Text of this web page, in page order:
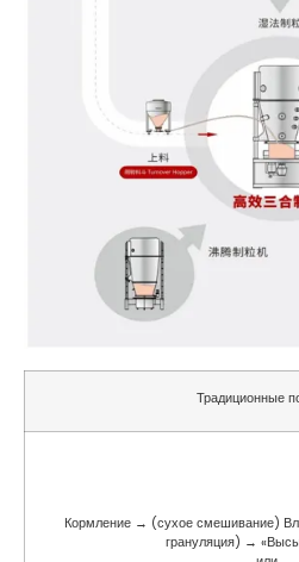
Традиционные
Кормление → (сухое смешивание)
грануляция) →